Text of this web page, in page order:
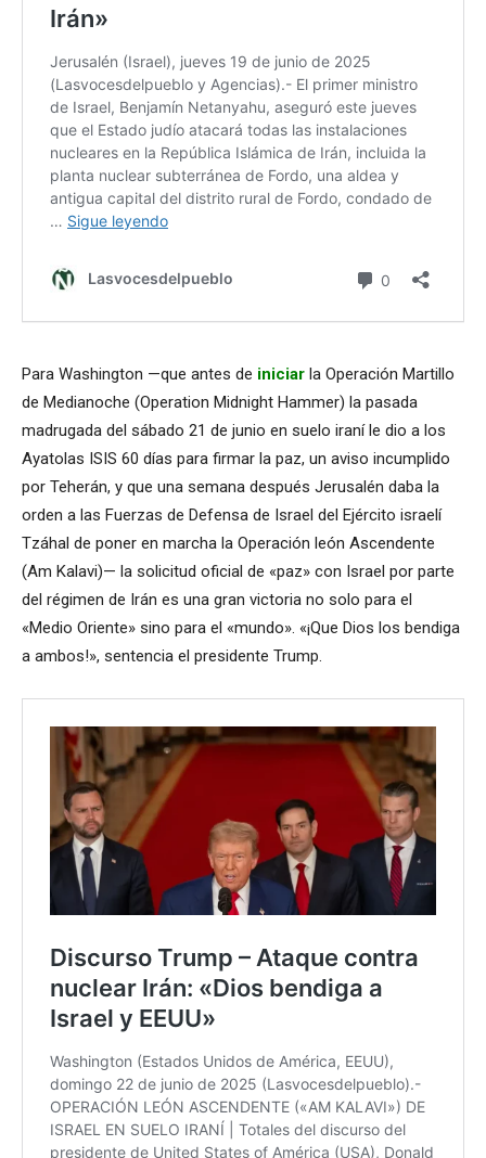
Para Washington —que antes de iniciar la Operación Martillo
de Medianoche (Operation Midnight Hammer) la pasada
madrugada del sábado 21 de junio en suelo iraní le dio a los
Ayatolas ISIS 60 días para firmar la paz, un aviso incumplido
por Teherán, y que una semana después Jerusalén daba la
orden a las Fuerzas de Defensa de Israel del Ejército israelí
Tzáhal de poner en marcha la Operación león Ascendente
(Am Kalavi)— la solicitud oficial de «paz» con Israel por parte
del régimen de Irán es una gran victoria no solo para el
«Medio Oriente» sino para el «mundo». «¡Que Dios los bendiga
a ambos!», sentencia el presidente Trump.